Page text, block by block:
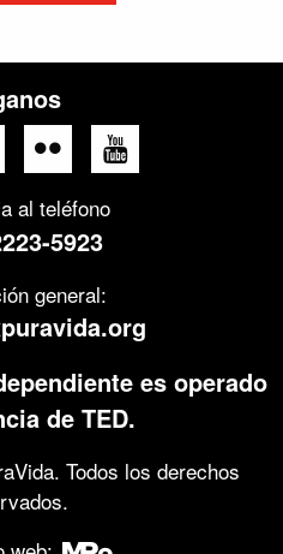
al teléfono
5923
general:
es operado
de TED.
Todos los derechos